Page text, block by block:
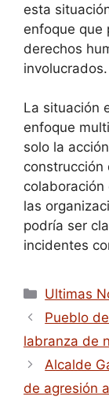
esta
enfoque que
derechos
involucrados.
La situación
enfoque
solo la
construcción
las
podría ser
incidentes
Ultimas
Pueblo
labranza de
Alcalde
de agresión